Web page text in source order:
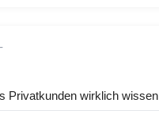
Privatkunden wirklich